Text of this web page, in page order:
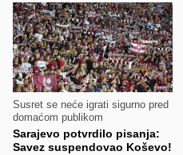
Susret se neće igrati sigurno pred
domaćom publikom
Sarajevo potvrdilo pisanja:
Savez suspendovao Koševo!